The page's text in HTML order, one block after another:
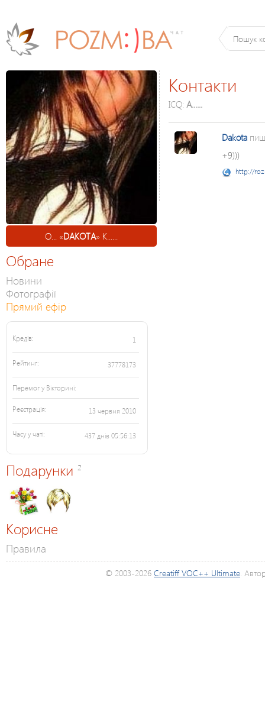
О... «DAKOTA» К......
Обране
Новини
Фотографії
Прямий ефір
Кредів: 1
Рейтинг: 37778173
Перемог у Вікторині:
Реєстрація: 13 червня 2010
Часу у чаті: 437 днів 05:56:13
Подарунки 2
Корисне
Правила
Контакти
ICQ: А......
Dakota
+9)))
http://
© 2003-2026 Creatiff VOC++ Ultimate.